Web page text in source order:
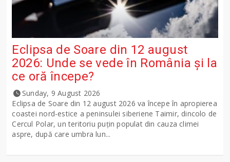
Eclipsa de Soare din 12 august
2026: Unde se vede în România și la
ce oră începe?
Sunday, 9 August 2026
Eclipsa de Soare din 12 august 2026 va începe în apropierea
coastei nord-estice a peninsulei siberiene Taimir, dincolo de
Cercul Polar, un teritoriu puțin populat din cauza climei
aspre, după care umbra lun...